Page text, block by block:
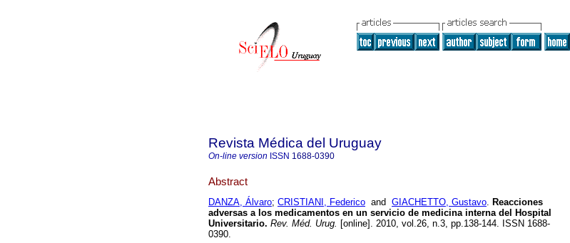
Revista Médica del Uruguay
On-line version ISSN 1688-0390
Abstract
DANZA, Álvaro; CRISTIANI, Federico and GIACHETTO, Gustavo. Reacciones
adversas a los medicamentos en un servicio de medicina interna del Hospital
Universitario. Rev. Méd. Urug. [online]. 2010, vol.26, n.3, pp.138-144. ISSN 1688-
0390.